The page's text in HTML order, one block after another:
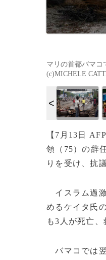
マリの首都バマコ
(c)MICHELE
【7月13日
領（75）の辞
りを受け、抗
イスラム過
めるケイタ氏
も3人が死亡
バマコでは